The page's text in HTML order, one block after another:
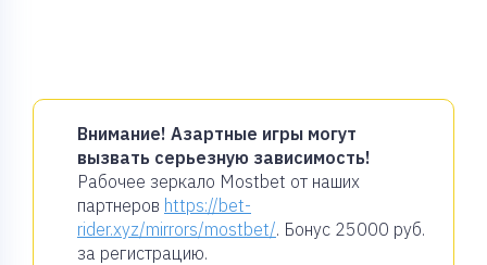
Внимание! Азартные игры могут
вызвать серьезную зависимость!
Рабочее зеркало Mostbet от наших
партнеров https://bet-
rider.xyz/mirrors/mostbet/. Бонус 25000 руб.
за регистрацию.